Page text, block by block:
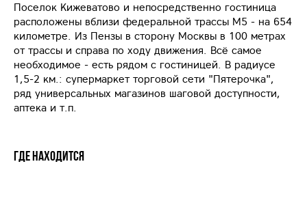
Поселок Кижеватово и непосредственно гостиница
расположены вблизи федеральной трассы М5 - на 654
километре. Из Пензы в сторону Москвы в 100 метрах
от трассы и справа по ходу движения. Всё самое
необходимое - есть рядом с гостиницей. В радиусе
1,5-2 км.: супермаркет торговой сети "Пятерочка",
ряд универсальных магазинов шаговой доступности,
аптека и т.п.
Где находится